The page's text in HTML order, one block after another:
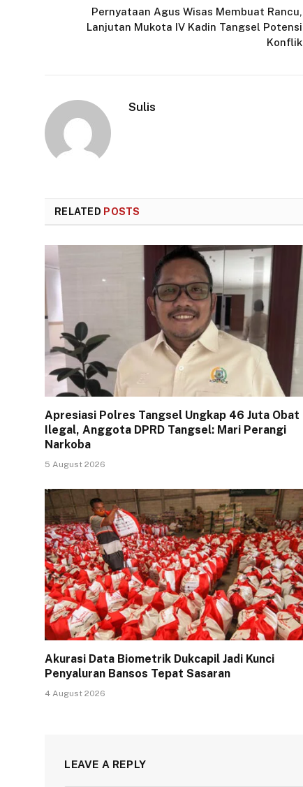
Pernyataan Agus Wisas Membuat Rancu,
Lanjutan Mukota IV Kadin Tangsel Potensi
Konflik
Sulis
RELATED POSTS
Apresiasi Polres Tangsel Ungkap 46 Juta Obat
Ilegal, Anggota DPRD Tangsel: Mari Perangi
Narkoba
5 August 2026
Akurasi Data Biometrik Dukcapil Jadi Kunci
Penyaluran Bansos Tepat Sasaran
4 August 2026
LEAVE A REPLY